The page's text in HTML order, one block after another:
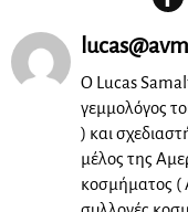
Ο Lucas
γεμμολόγος
) και
μέλος της
κοσμήματος (